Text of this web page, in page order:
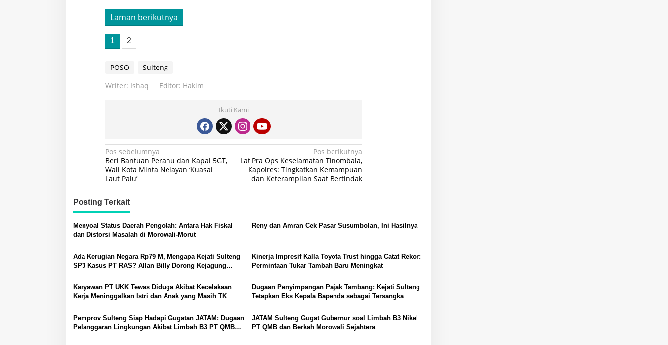
Laman berikutnya
1 2
POSO
Sulteng
Writer: Ishaq
Editor: Hakim
Ikuti Kami
Navigasi
pos
Pos sebelumnya
Beri Bantuan Perahu dan Kapal 5GT,
Wali Kota Minta Nelayan ‘Kuasai
Laut Palu’
Pos berikutnya
Lat Pra Ops Keselamatan Tinombala,
Kapolres: Tingkatkan Kemampuan
dan Keterampilan Saat Bertindak
Posting Terkait
Menyoal Status Daerah Pengolah: Antara Hak Fiskal
dan Distorsi Masalah di Morowali-Morut
Reny dan Amran Cek Pasar Susumbolan, Ini Hasilnya
Ada Kerugian Negara Rp79 M, Mengapa Kejati Sulteng
SP3 Kasus PT RAS? Allan Billy Dorong Kejagung
Kinerja Impresif Kalla Toyota Trust hingga Catat Rekor:
Permintaan Tukar Tambah Baru Meningkat
Karyawan PT UKK Tewas Diduga Akibat Kecelakaan
Kerja Meninggalkan Istri dan Anak yang Masih TK
Dugaan Penyimpangan Pajak Tambang: Kejati Sulteng
Tetapkan Eks Kepala Bapenda sebagai Tersangka
Pemprov Sulteng Siap Hadapi Gugatan JATAM: Dugaan
Pelanggaran Lingkungan Akibat Limbah B3 PT QMB
JATAM Sulteng Gugat Gubernur soal Limbah B3 Nikel
PT QMB dan Berkah Morowali Sejahtera